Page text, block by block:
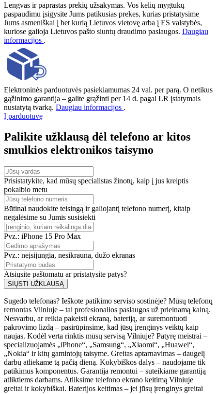
Lengvas ir paprastas prekių užsakymas. Vos kelių mygtukų
paspaudimu įsigysite Jums patikusias prekes, kurias pristatysime
Jums asmeniškai į bet kurią Lietuvos vietovę arba į ES valstybės,
kuriose galioja Lietuvos pašto siuntų draudimo paslaugos. Daugiau
informacijos .
Elektroninės parduotuvės pasiekiamumas 24 val. per parą. O netikus
gąžinimo garantija – galite grąžinti per 14 d. pagal LR įstatymais
nustatytą tvarką. Daugiau informacijos .
Į parduotuvę
Palikite užklausą dėl telefono ar kitos
smulkios elektronikos taisymo
Prisistatykite, kad mūsų specialistas žinotų, kaip į jus kreiptis
pokalbio metu
Būtinai naudokite teisingą ir galiojantį telefono numerį, kitaip
negalėsime su Jumis susisiekti
Pvz.: iPhone 15 Pro Max
Pvz.: neįsijungia, nesikrauna, dužo ekranas
Atsiųsite paštomatu ar pristatysite patys?
SIŲSTI UŽKLAUSĄ
Sugedo telefonas? Ieškote patikimo serviso sostinėje? Mūsų telefonų
remontas Vilniuje – tai profesionalios paslaugos už prieinamą kainą.
Nesvarbu, ar reikia pakeisti ekraną, bateriją, ar suremontuoti
pakrovimo lizdą – pasirūpinsime, kad jūsų įrenginys veiktų kaip
naujas. Kodėl verta rinktis mūsų servisą Vilniuje? Patyrę meistrai –
specializuojamės „iPhone“, „Samsung“, „Xiaomi“, „Huawei“,
„Nokia“ ir kitų gamintojų taisyme. Greitas aptarnavimas – daugelį
darbų atliekame tą pačią dieną. Kokybiškos dalys – naudojame tik
patikimus komponentus. Garantija remontui – suteikiame garantiją
atliktiems darbams. Atliksime telefono ekrano keitimą Vilniuje
greitai ir kokybiškai. Baterijos keitimas – jei jūsų įrenginys greitai